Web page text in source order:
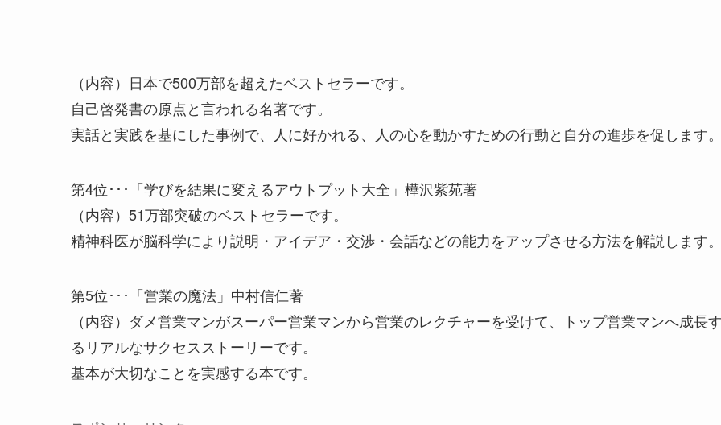
（内容）日本で500万部を超えたベストセラーです。
自己啓発書の原点と言われる名著です。
実話と実践を基にした事例で、人に好かれる、人の心を動かすための行動と自分の進歩を促します
第4位･･･「学びを結果に変えるアウトプット大全」樺沢紫苑著
（内容）51万部突破のベストセラーです。
精神科医が脳科学により説明・アイデア・交渉・会話などの能力をアップさせる方法を解説します
第5位･･･「営業の魔法」中村信仁著
（内容）ダメ営業マンがスーパー営業マンから営業のレクチャーを受けて、トップ営業マンへ成長
るリアルなサクセスストーリーです。
基本が大切なことを実感する本です。